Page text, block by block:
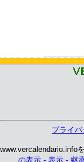
プライバ
www.vercalendario.info
の表示 - 表示 - 継